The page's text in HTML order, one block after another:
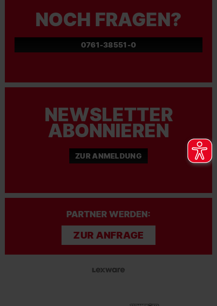
NOCH FRAGEN?
0761-38551-0
NEWSLETTER
ABONNIEREN
ZUR ANMELDUNG
PARTNER WERDEN:
ZUR ANFRAGE